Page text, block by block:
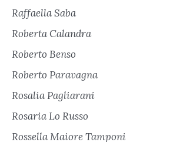
Raffaella Saba
Roberta Calandra
Roberto Benso
Roberto Paravagna
Rosalia Pagliarani
Rosaria Lo Russo
Rossella Maiore Tamponi